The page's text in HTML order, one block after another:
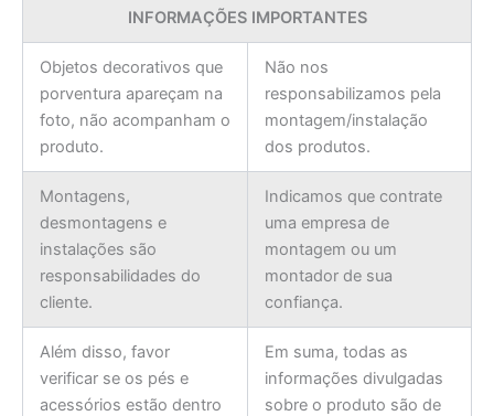
INFORMAÇÕES IMPORTANTES
Objetos decorativos que
porventura apareçam na
foto, não acompanham o
produto.
Não nos
responsabilizamos pela
montagem/instalação
dos produtos.
Montagens,
desmontagens e
instalações são
responsabilidades do
cliente.
Indicamos que contrate
uma empresa de
montagem ou um
montador de sua
confiança.
Além disso, favor
verificar se os pés e
acessórios estão dentro
Em suma, todas as
informações divulgadas
sobre o produto são de